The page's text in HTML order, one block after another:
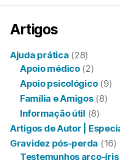
Artigos
Ajuda prática (28)
Apoio médico(2)
Apoio psicológico(9)
Família e Amigos(8)
Informação útil (8)
Artigos de Autor |
Gravidez pós-perda (16)
Testemunhos arco-íris